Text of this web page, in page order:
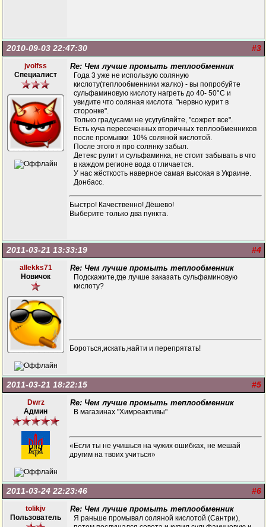
#3
2010-09-03 22:47:30
jvolfss
Специалист
Re: Чем лучше промыть теплообменник
Года 3 уже не использую соляную
кислоту(теплообменники жалко) - вы попробуйте
сульфаминовую кислоту нагреть до 40- 50°C и
увидите что соляная кислота "нервно курит в
сторонке".
Только градусами не усугубляйте, "сожрет все".
Есть куча пересеченных вторичных теплообменников
после промывки 10% соляной кислотой.
После этого я про солянку забыл.
Детекс рулит и сульфаминка, не стоит забывать в что
в каждом регионе вода отличается.
У нас жёсткость наверное самая высокая в Украине.
Донбасс.
Быстро! Качественно! Дёшево!
Выберите только два пункта.
#4
2011-03-21 13:33:19
allekks71
Новичок
Re: Чем лучше промыть теплообменник
Подскажите,где лучше заказать сульфаминовую
кислоту?
Бороться,искать,найти и перепрятать!
#5
2011-03-21 18:22:15
Dwrz
Админ
Re: Чем лучше промыть теплообменник
В магазинах "Химреактивы"
«Если ты не учишься на чужих ошибках, не мешай
другим на твоих учиться»
#6
2011-03-24 22:23:46
tolikjv
Пользователь
Re: Чем лучше промыть теплообменник
Я раньше промывал соляной кислотой (Сантри),